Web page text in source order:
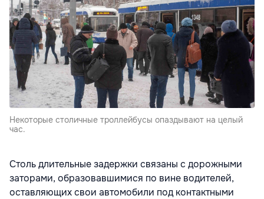
Некоторые столичные троллейбусы опаздывают на целый
час.
Столь длительные задержки связаны с дорожными
заторами, образовавшимися по вине водителей,
оставляющих свои автомобили под контактными